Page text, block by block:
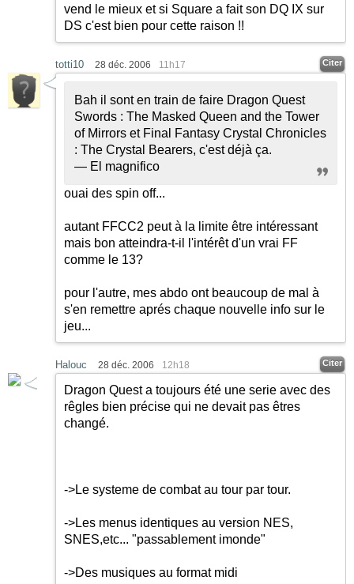
vend le mieux et si Square a fait son DQ IX sur
DS c'est bien pour cette raison !!
totti10 28 déc. 2006 11h17 Citer
Bah il sont en train de faire Dragon Quest
Swords : The Masked Queen and the Tower
of Mirrors et Final Fantasy Crystal Chronicles
: The Crystal Bearers, c'est déjà ça.
— El magnifico
ouai des spin off...
autant FFCC2 peut à la limite être intéressant
mais bon atteindra-t-il l'intérêt d'un vrai FF
comme le 13?
pour l'autre, mes abdo ont beaucoup de mal à
s'en remettre aprés chaque nouvelle info sur le
jeu...
Halouc 28 déc. 2006 12h18 Citer
Dragon Quest a toujours été une serie avec des
rêgles bien précise qui ne devait pas êtres
changé.
->Le systeme de combat au tour par tour.
->Les menus identiques au version NES,
SNES,etc... "passablement imonde"
->Des musiques au format midi